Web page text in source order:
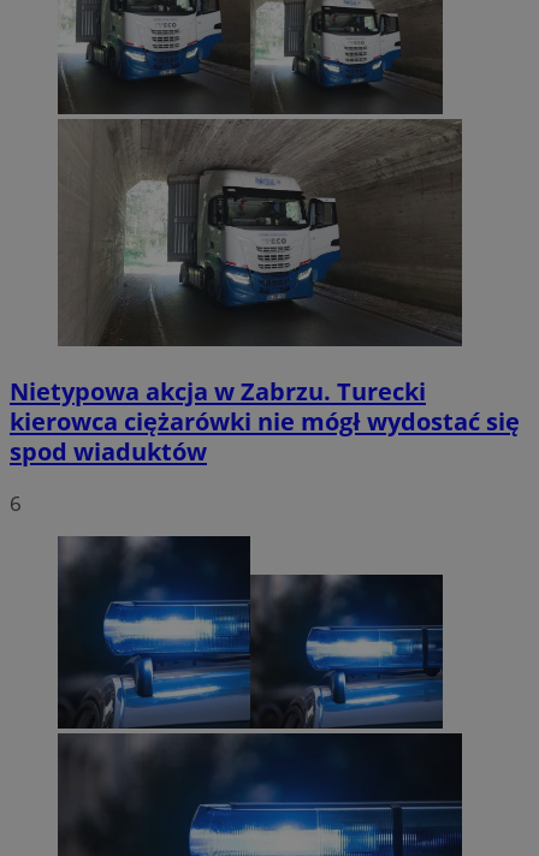
Nietypowa akcja w Zabrzu. Turecki
kierowca ciężarówki nie mógł wydostać się
spod wiaduktów
6